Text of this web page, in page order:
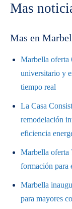
Mas
Mas en
Marbella oferta
universitario y
tiempo real
La Casa
remodelación
eficiencia
Marbella oferta
formación para
Marbella
para mayores